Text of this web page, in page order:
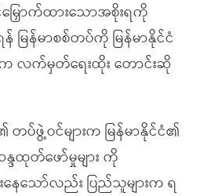
ြှောက်ထားသောအစိုးရကို
ြန်မာစစ်တပ်ကို မြန်မာနိုင်ငံ
က လက်မှတ်ရေးထိုး တောင်းဆို
ပ်ဖွဲ့ဝင်များက မြန်မာနိုင်ငံ၏
ထုတ်ဖော်မှုများ ကို
နေသော်လည်း ပြည်သူများက ရ